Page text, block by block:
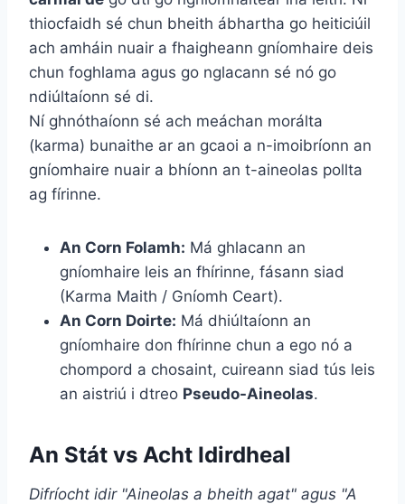
thiocfaidh sé chun bheith ábhartha go heiticiúil
ach amháin nuair a fhaigheann gníomhaire deis
chun foghlama agus go nglacann sé nó go
ndiúltaíonn sé di.
Ní ghnóthaíonn sé ach meáchan morálta
(karma) bunaithe ar an gcaoi a n-imoibríonn an
gníomhaire nuair a bhíonn an t-aineolas pollta
ag fírinne.
An Corn Folamh: Má ghlacann an
gníomhaire leis an fhírinne, fásann siad
(Karma Maith / Gníomh Ceart).
An Corn Doirte: Má dhiúltaíonn an
gníomhaire don fhírinne chun a ego nó a
chompord a chosaint, cuireann siad tús leis
an aistriú i dtreo Pseudo-Aineolas.
An Stát vs Acht Idirdheal
Difríocht idir "Aineolas a bheith agat" agus "A